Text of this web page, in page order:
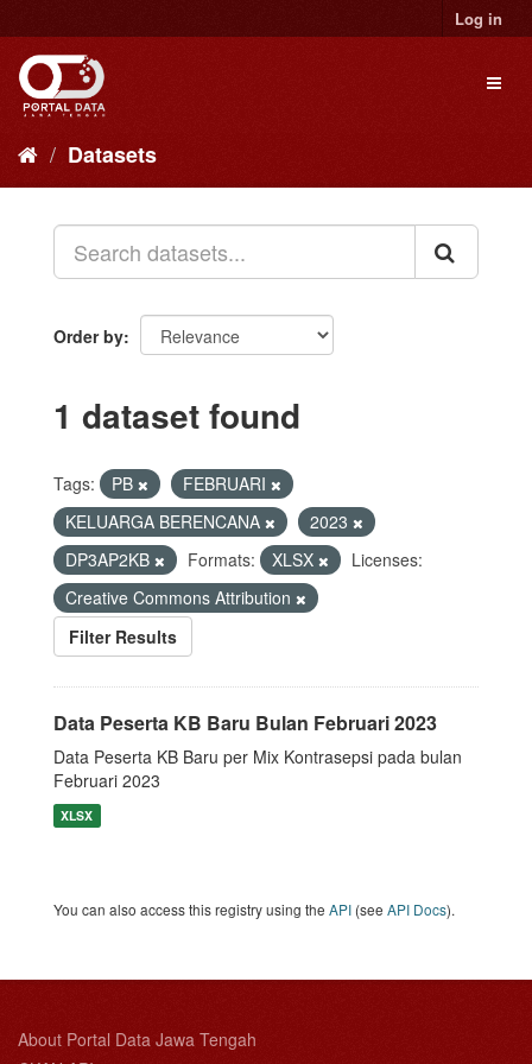
to
content
Log in
Datasets
Order by
1 dataset found
Tags: PB
FEBRUARI
KELUARGA BERENCANA
2023
DP3AP2KB
Formats: XLSX
Licenses:
Creative Commons Attribution
Filter Results
Data Peserta KB Baru Bulan Februari 2023
Data Peserta KB Baru per Mix Kontrasepsi pada bulan
Februari 2023
XLSX
You can also access this registry using the API (see API Docs).
About Portal Data Jawa Tengah